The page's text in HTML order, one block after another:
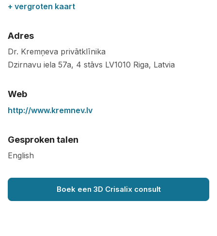
+ vergroten kaart
Adres
Dr. Kremņeva privātklīnika
Dzirnavu iela 57a, 4 stāvs LV1010 Riga, Latvia
Web
http://www.kremnev.lv
Gesproken talen
English
Boek een 3D Crisalix consult